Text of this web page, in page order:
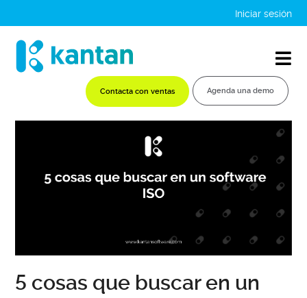
Iniciar sesión
Contacta con ventas Agenda una demo
5 cosas que buscar en un